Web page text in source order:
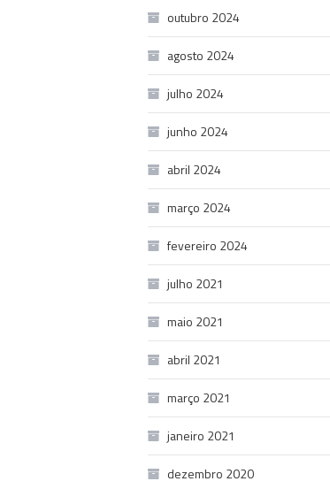
outubro 2024
agosto 2024
julho 2024
junho 2024
abril 2024
março 2024
fevereiro 2024
julho 2021
maio 2021
abril 2021
março 2021
janeiro 2021
dezembro 2020